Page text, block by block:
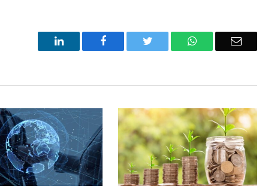
LinkedIn Facebook Twitter WhatsAppEmail